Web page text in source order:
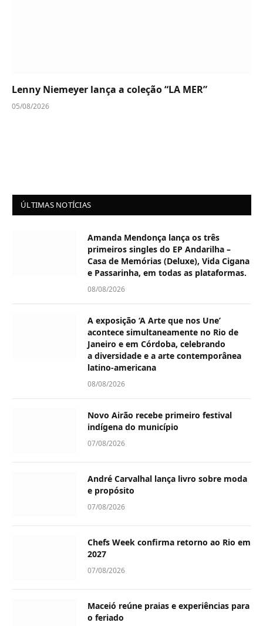
Lenny Niemeyer lança a coleção “LA MER”
05/08/2026
ÚLTIMAS NOTÍCIAS
Amanda Mendonça lança os três
primeiros singles do EP Andarilha –
Casa de Memórias (Deluxe), Vida Cigana
e Passarinha, em todas as plataformas.
08/08/2026
A exposição ‘A Arte que nos Une’
acontece simultaneamente no Rio de
Janeiro e em Córdoba, celebrando
a diversidade e a arte contemporânea
latino-americana
08/08/2026
Novo Airão recebe primeiro festival
indígena do município
07/08/2026
André Carvalhal lança livro sobre moda
e propósito
07/08/2026
Chefs Week confirma retorno ao Rio em
2027
07/08/2026
Maceió reúne praias e experiências para
o feriado